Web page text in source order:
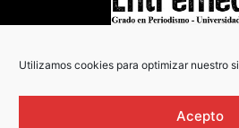
Utilizamos cookies para optimizar nuestro
Acepto